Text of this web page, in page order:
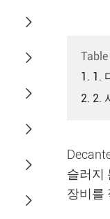






1. 1.
2. 2.
슬러지
장비를